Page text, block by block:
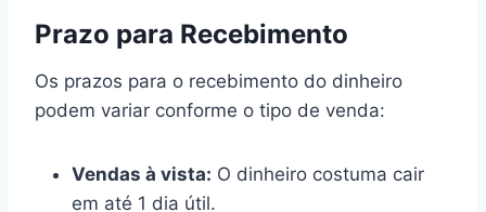
Prazo para Recebimento
Os prazos para o recebimento do dinheiro
podem variar conforme o tipo de venda:
Vendas à vista: O dinheiro costuma cair
em até 1 dia útil.